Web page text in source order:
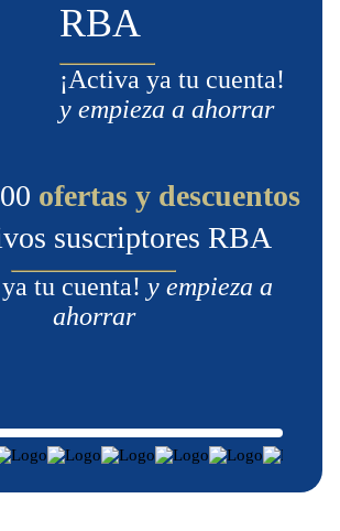
RBA
¡Activa ya tu cuenta!
y empieza a ahorrar
ofertas y descuentos
suscriptores RBA
tu cuenta! y empieza a
ahorrar